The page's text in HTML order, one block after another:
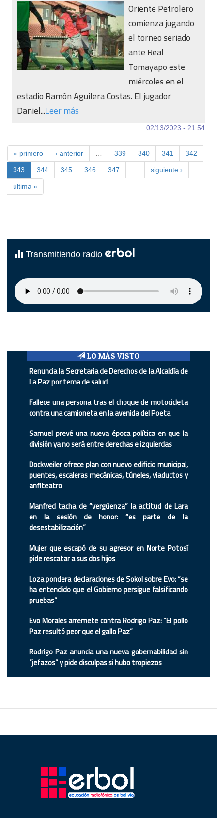
Oriente Petrolero
comienza jugando
el torneo seriado
ante Real
Tomayapo este
miércoles en el
estadio Ramón Aguilera Costas. El jugador
Daniel...Leer más
02/13/2023 - 21:54
« primero ‹ anterior 339 340 341 342
343 344 345 346 347 siguiente ›
última »
Transmitiendo radio erbol
LO MÁS VISTO
Renuncia la Secretaria de Derechos de la Alcaldía de
La Paz por tema de salud
Fallece una persona tras el choque de motocicleta
contra una camioneta en la avenida del Poeta
Samuel prevé una nueva época política en que la
división ya no será entre derechas e izquierdas
Dockweiler ofrece plan con nuevo edificio municipal,
puentes, escaleras mecánicas, túneles, viaductos y
anfiteatro
Manfred tacha de “vergüenza” la actitud de Lara
en la sesión de honor: “es parte de la
desestabilización”
Mujer que escapó de su agresor en Norte Potosí
pide rescatar a sus dos hijos
Loza pondera declaraciones de Sokol sobre Evo: “se
ha entendido que el Gobierno persigue falsificando
pruebas”
Evo Morales arremete contra Rodrigo Paz: “El pollo
Paz resultó peor que el gallo Paz”
Rodrigo Paz anuncia una nueva gobernabilidad sin
“jefazos” y pide disculpas si hubo tropiezos